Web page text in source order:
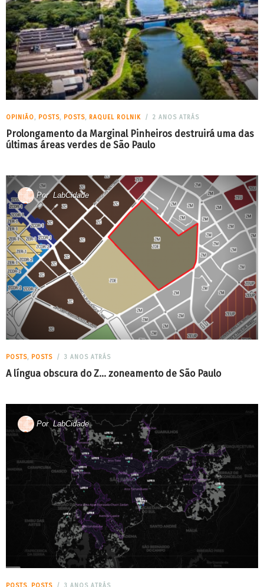
OPINIÃO, POSTS, POSTS, RAQUEL ROLNIK 2 ANOS ATRÁS
Prolongamento da Marginal Pinheiros destruirá uma das
últimas áreas verdes de São Paulo
Por LabCidade
POSTS, POSTS 3 ANOS ATRÁS
A língua obscura do Z… zoneamento de São Paulo
PorLabCidade